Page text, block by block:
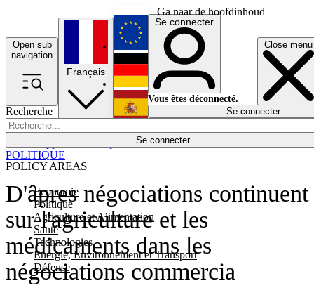
Ga naar de hoofdinhoud
Open sub
navigation
Close menu
Recherche
Se connecter
POLICY AREAS
Economie
Politique
Agriculture et Alimentation
Santé
Technologies
Energie, Environnement et Transport
Défense
Économie
Français
English
Deutsch
Español
Se connecter
Vous êtes déconnecté.
Se connecter
D'âpres négociations continuent
sur l'agriculture et les
médicaments dans les
négociations commercia
POLITIQUE